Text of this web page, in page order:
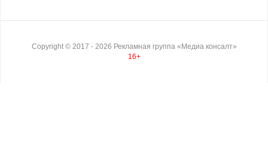
Copyright © 2017 - 2026 Рекламная группа «Медиа консалт»
16+